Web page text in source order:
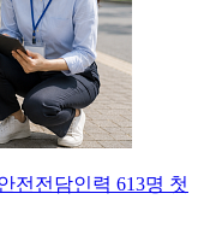
전전담인력 613명 첫